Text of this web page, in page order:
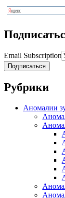
Email Subscription
Подписаться
Рубрики
Аномалии